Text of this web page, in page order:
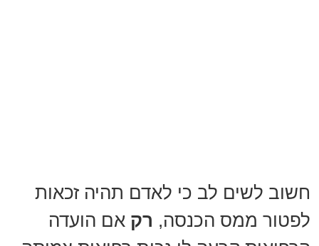
חשוב לשים לב כי לאדם תהיה זכאות
לפטור ממס הכנסה, רק אם הועדה